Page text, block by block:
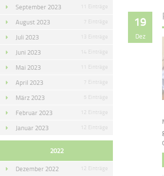
19
Dez
September 2023 11 Einträge
August 2023 7 Einträge
Juli 2023 13 Einträge
Juni 2023 14 Einträge
Mai 2023 11 Einträge
April 2023 7 Einträge
März 2023 5 Einträge
Februar 2023 12 Einträge
Januar 2023 12 Einträge
2022
Dezember 2022 12 Einträge